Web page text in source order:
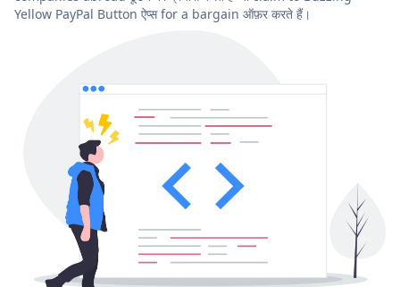
Yellow PayPal Button ऐप्स for a bargain ऑफ़र करते हैं।